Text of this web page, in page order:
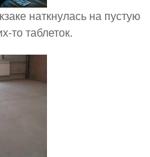
наткнулась на пустую
то таблеток.